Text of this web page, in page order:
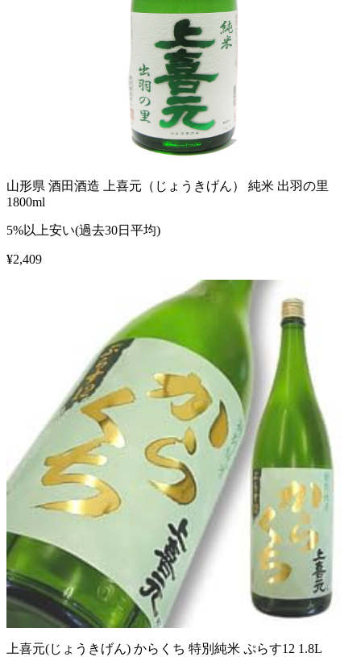
山形県 酒田酒造 上喜元（じょうきげん） 純米 出羽の里
1800ml
5%以上安い(過去30日平均)
¥2,409
上喜元(じょうきげん) からくち 特別純米 ぷらす12 1.8L